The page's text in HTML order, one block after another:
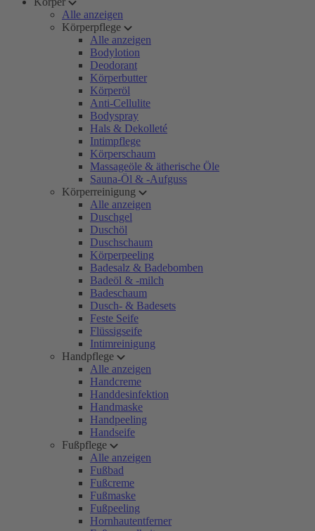
Alle anzeigen
Körperpflege
Alle anzeigen
Bodylotion
Deodorant
Körperbutter
Körperöl
Anti-Cellulite
Bodyspray
Hals & Dekolleté
Intimpflege
Körperschaum
Massageöle & ätherische Öle
Sauna-Öl & -Aufguss
Körperreinigung
Alle anzeigen
Duschgel
Duschöl
Duschschaum
Körperpeeling
Badesalz & Badebomben
Badeöl & -milch
Badeschaum
Dusch- & Badesets
Feste Seife
Flüssigseife
Intimreinigung
Handpflege
Alle anzeigen
Handcreme
Handdesinfektion
Handmaske
Handpeeling
Handseife
Fußpflege
Alle anzeigen
Fußbad
Fußcreme
Fußmaske
Fußpeeling
Hornhautentferner